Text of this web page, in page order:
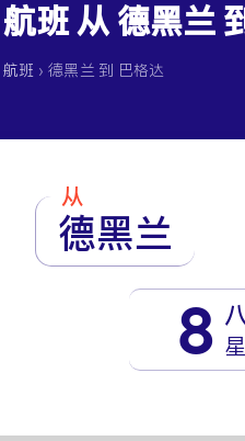
航班 从 德黑兰
航班 › 德黑兰 到 巴格达
从
德黑兰
8